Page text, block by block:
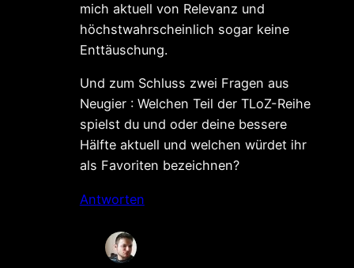
mich aktuell von Relevanz und
höchstwahrscheinlich sogar keine
Enttäuschung.
Und zum Schluss zwei Fragen aus
Neugier : Welchen Teil der TLoZ-Reihe
spielst du und oder deine bessere
Hälfte aktuell und welchen würdet ihr
als Favoriten bezeichnen?
Antworten